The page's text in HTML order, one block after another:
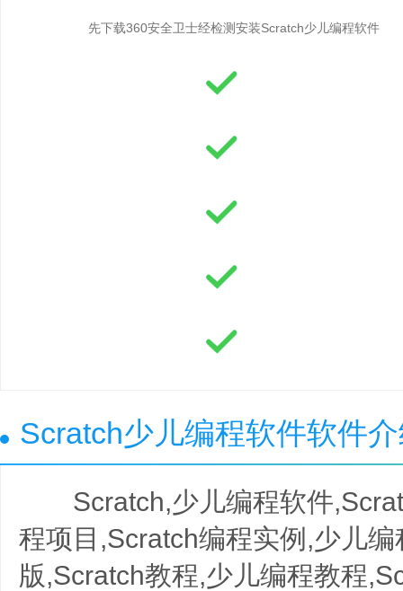
先下载360安全卫士经检测安装Scratch少儿编程软件
Scratch少儿编程软件软件
Scratch,少儿编程软件
程项目,Scratch编程实例,少儿
版,Scratch教程,少儿编程教程